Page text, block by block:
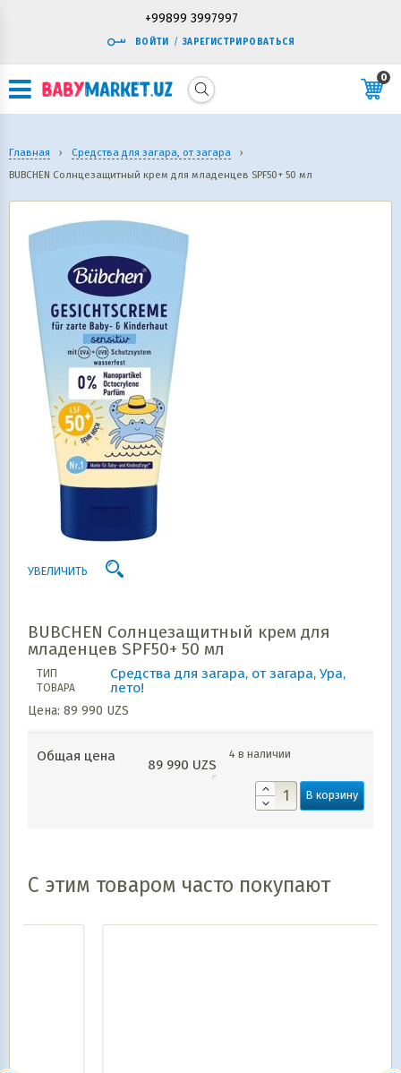
+99899 3997997
ВОЙТИ / ЗАРЕГИСТРИРОВАТЬСЯ
0
Главная › Средства для загара, от загара
›
BUBCHEN Солнцезащитный крем для младенцев SPF50+ 50 мл
УВЕЛИЧИТЬ
BUBCHEN Солнцезащитный крем для
младенцев SPF50+ 50 мл
ТИП
ТОВАРА
Средства для загара, от загара, Ура,
лето!
Цена: 89 990 UZS
Общая цена
89 990 UZS
4 в наличии
В корзину
С этим товаром часто покупают